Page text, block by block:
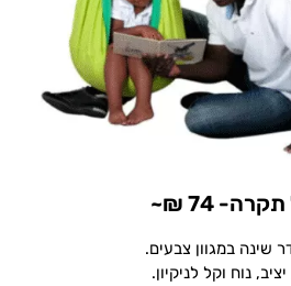
74 ₪~
שינה במגוון צבעים.
נוח וקל לניקיון.